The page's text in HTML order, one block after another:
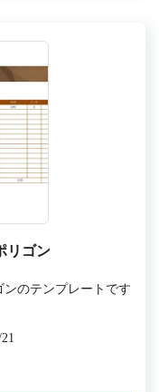
リゴン
ンのテンプレートです